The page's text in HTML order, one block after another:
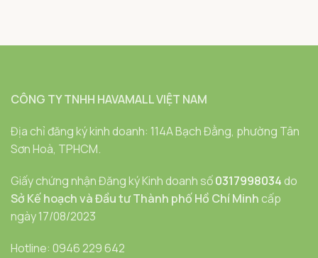
CÔNG TY TNHH HAVAMALL VIỆT NAM
Địa chỉ đăng ký kinh doanh: 114A Bạch Đằng, phường Tân
Sơn Hoà, TPHCM.
Giấy chứng nhận Đăng ký Kinh doanh số0317998034 do
Sở Kế hoạch và Đầu tư Thành phố Hồ Chí Minh cấp
ngày 17/08/2023
Hotline: 0946 229 642